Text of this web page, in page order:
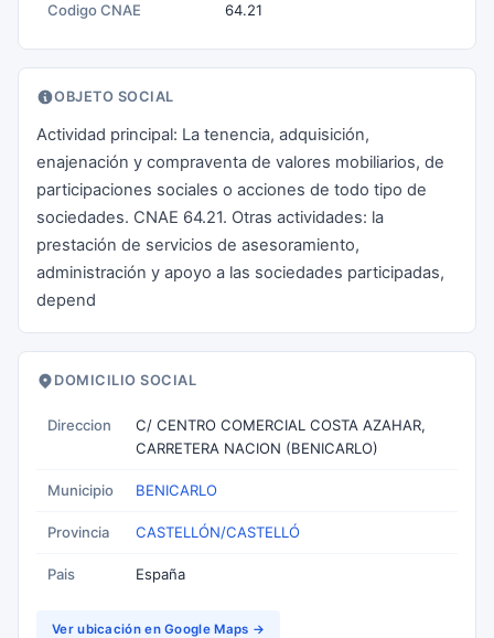
Codigo CNAE 64.21
OBJETO SOCIAL
Actividad principal: La tenencia, adquisición,
enajenación y compraventa de valores mobiliarios, de
participaciones sociales o acciones de todo tipo de
sociedades. CNAE 64.21. Otras actividades: la
prestación de servicios de asesoramiento,
administración y apoyo a las sociedades participadas,
depend
DOMICILIO SOCIAL
Direccion
C/ CENTRO COMERCIAL COSTA AZAHAR,
CARRETERA NACION (BENICARLO)
Municipio BENICARLO
Provincia CASTELLÓN/CASTELLÓ
Pais España
Ver ubicación en Google Maps →